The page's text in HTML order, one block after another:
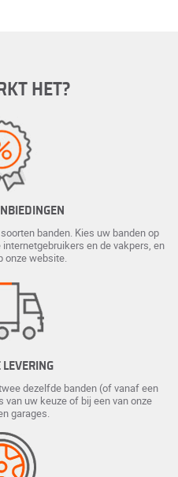
HET?
banden. Kies uw banden op
en de vakpers, en
onze website.
LEVERING
dezelfde banden (of vanaf een
van uw keuze of bij een van onze
garages.